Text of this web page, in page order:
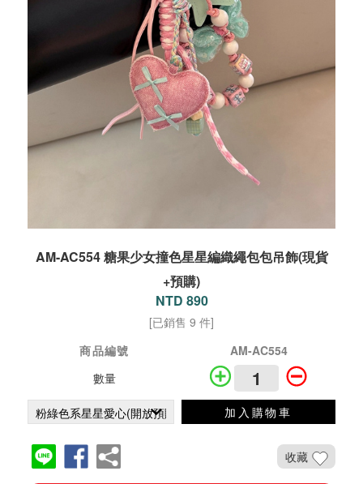
AM-AC554 糖果少女撞色星星編織繩包包吊飾(現貨
+預購)
NTD 890
[已銷售 9 件]
商品編號
AM-AC554
數量
加入購物車
收藏